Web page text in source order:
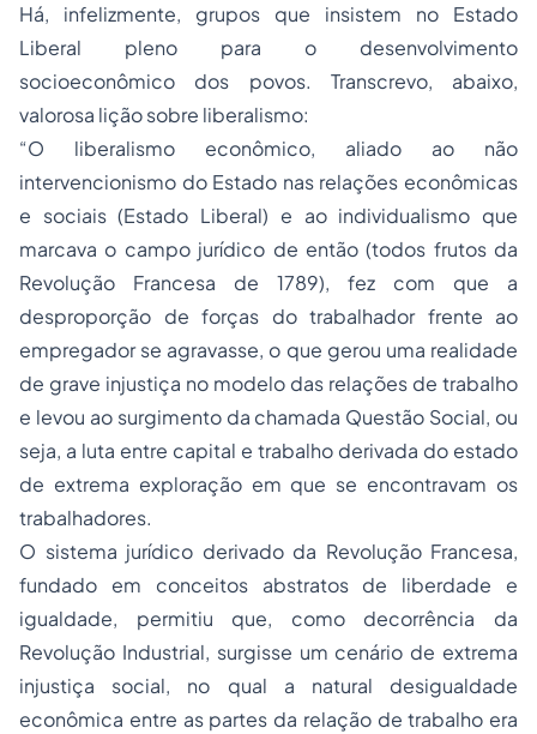
Há, infelizmente, grupos que insistem no Estado
Liberal pleno para o desenvolvimento
socioeconômico dos povos. Transcrevo, abaixo,
valorosa lição sobre liberalismo:
“O liberalismo econômico, aliado ao não
intervencionismo do Estado nas relações econômicas
e sociais (Estado Liberal) e ao individualismo que
marcava o campo jurídico de então (todos frutos da
Revolução Francesa de 1789), fez com que a
desproporção de forças do trabalhador frente ao
empregador se agravasse, o que gerou uma realidade
de grave injustiça no modelo das relações de trabalho
e levou ao surgimento da chamada Questão Social, ou
seja, a luta entre capital e trabalho derivada do estado
de extrema exploração em que se encontravam os
trabalhadores.
O sistema jurídico derivado da Revolução Francesa,
fundado em conceitos abstratos de liberdade e
igualdade, permitiu que, como decorrência da
Revolução Industrial, surgisse um cenário de extrema
injustiça social, no qual a natural desigualdade
econômica entre as partes da relação de trabalho era